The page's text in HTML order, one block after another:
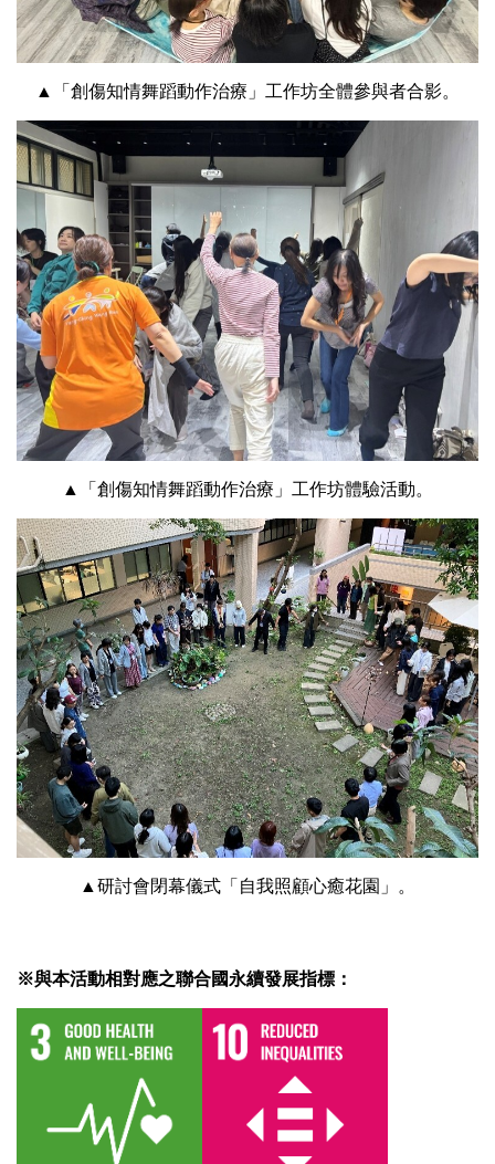
▲「創傷知情舞蹈動作治療」工作坊全體參與者合影。
▲「創傷知情舞蹈動作治療」工作坊體驗活動。
▲研討會閉幕儀式「自我照顧心癒花園」。
※與本活動相對應之聯合國永續發展指標：